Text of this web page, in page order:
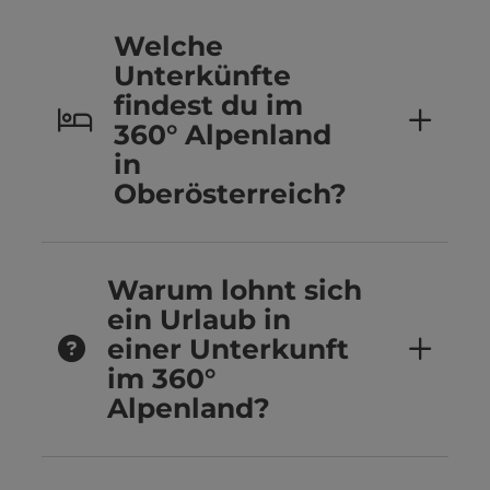
Welche
Unterkünfte
findest du im
360° Alpenland
in
Oberösterreich?
Warum lohnt sich
ein Urlaub in
einer Unterkunft
im 360°
Alpenland?